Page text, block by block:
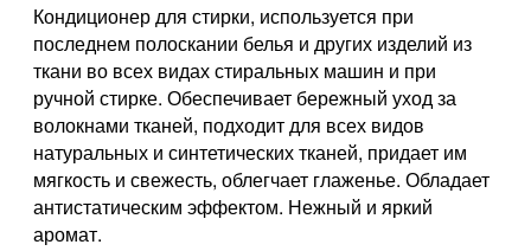
Кондиционер для стирки, используется при
последнем полоскании белья и других изделий из
ткани во всех видах стиральных машин и при
ручной стирке. Обеспечивает бережный уход за
волокнами тканей, подходит для всех видов
натуральных и синтетических тканей, придает им
мягкость и свежесть, облегчает глаженье. Обладает
антистатическим эффектом. Нежный и яркий
аромат.